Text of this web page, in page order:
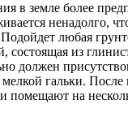
в земле более
ненадолго,
любая
состоящая из
должен
гальки. После
помещают на